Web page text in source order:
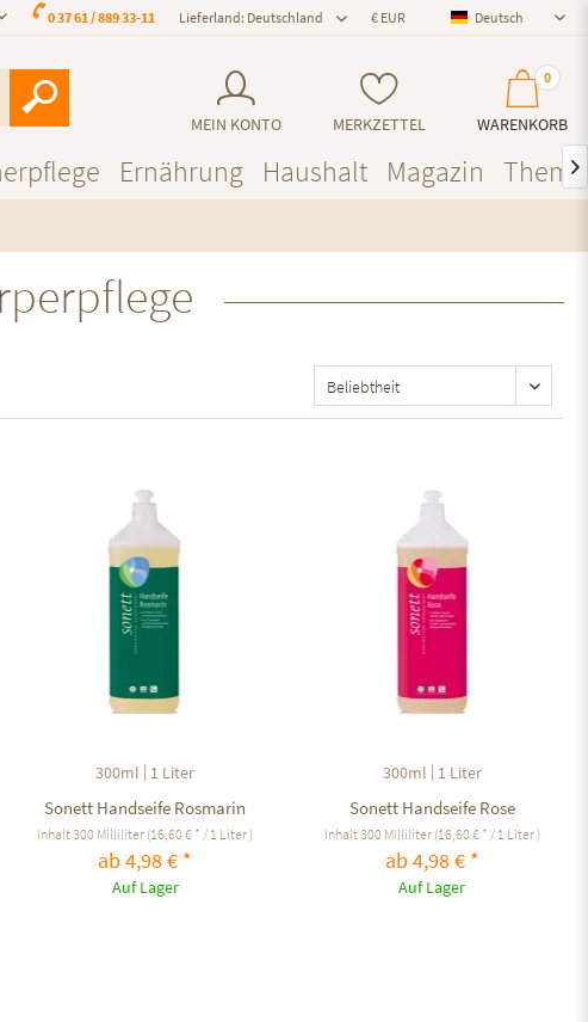
Deutsch
Deutsch
Lieferland: Deutschland
0 37 61 / 889 33-11
MEIN KONTO MERKZETTEL
0
WARENKORB
Ernährung Haushalt Magazin 
300ml | 1 Liter
Sonett Handseife Rosmarin
Inhalt300 Milliliter (16,60 € * / 1 Liter )
ab 4,98 € *
Auf Lager
300ml | 1 Liter
Sonett Handseife Rose
Inhalt300 Milliliter (16,60 € * / 1 Liter )
ab 4,98 € *
Auf Lager